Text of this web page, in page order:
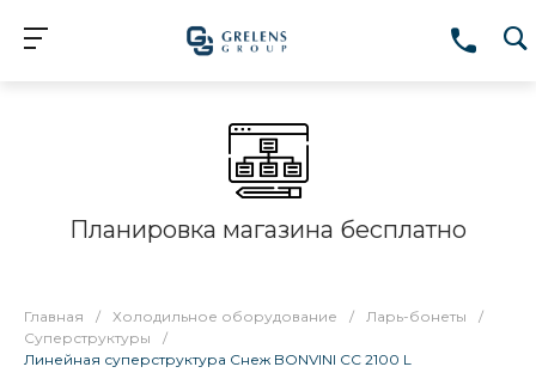
Планировка магазина бесплатно
Главная / Холодильное оборудование / Ларь-бонеты
/
Суперструктуры
/
Линейная суперструктура Снеж BONVINI CC 2100 L